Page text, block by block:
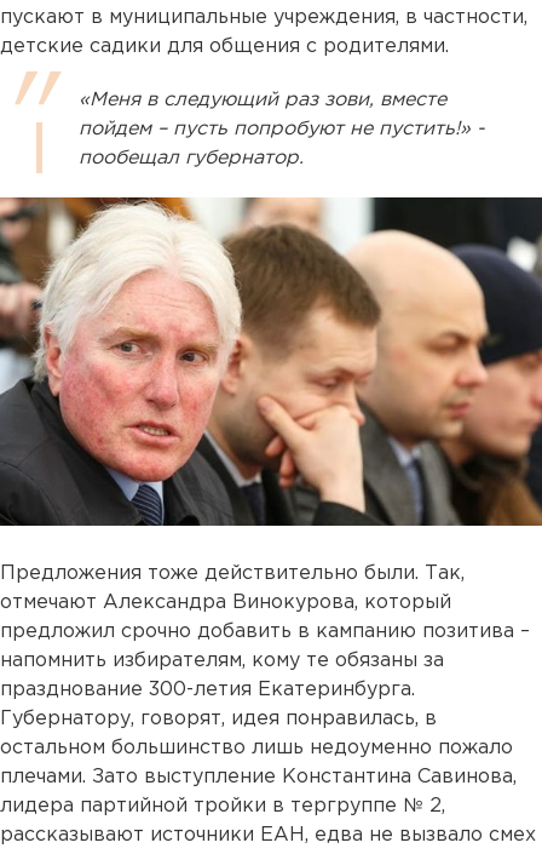
пускают в муниципальные учреждения, в частности,
детские садики для общения с родителями.
«Меня в следующий раз зови, вместе
пойдем – пусть попробуют не пустить!» -
пообещал губернатор.
Предложения тоже действительно были. Так,
отмечают Александра Винокурова, который
предложил срочно добавить в кампанию позитива –
напомнить избирателям, кому те обязаны за
празднование 300-летия Екатеринбурга.
Губернатору, говорят, идея понравилась, в
остальном большинство лишь недоуменно пожало
плечами. Зато выступление Константина Савинова,
лидера партийной тройки в тергруппе № 2,
рассказывают источники ЕАН, едва не вызвало смех